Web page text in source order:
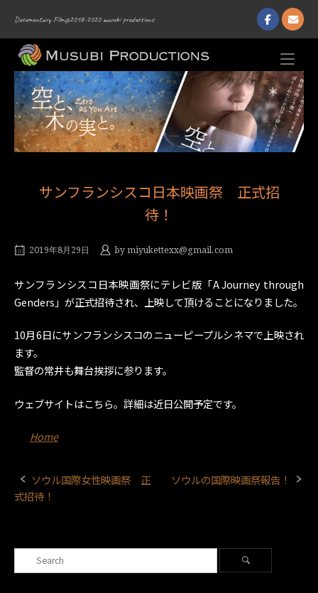
content
Documentary Film@2018-2020 musubi productions
Home
サンフランシスコ日本映画祭 正式招
待！
2019年8月29日 by miyukettexx@gmail.com
サンフランシスコ日本映画祭にテレビ版「A Journey through
Genders」が正式招待され、上映して頂けることになりました。
10月6日にサンフランシスコのニューピープルシネマで上映され
ます。
監督の常井も舞台挨拶に参ります。
ウェブサイトはこちら。詳細は近日公開予定です。
Home
Post
navigation
ソウル国際女性映画祭 正
式招待！
ソウルの国際映画祭報告！
Search
for: